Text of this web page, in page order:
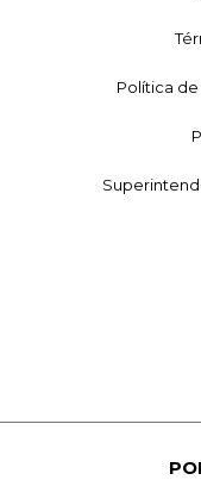
Política